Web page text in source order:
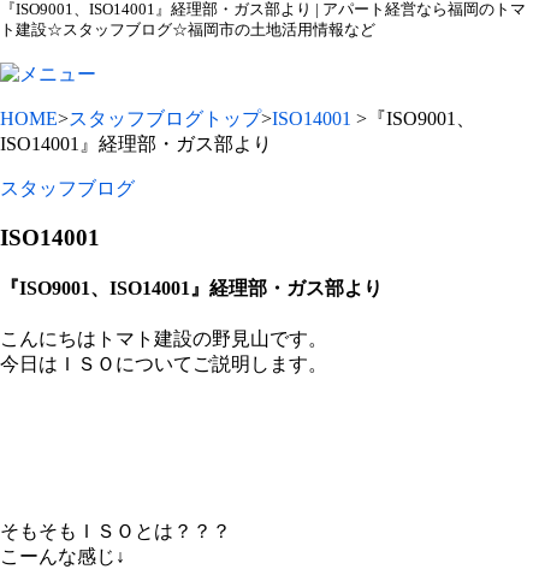
『ISO9001、ISO14001』経理部・ガス部より | アパート経営なら福岡のトマ
ト建設☆スタッフブログ☆福岡市の土地活用情報など
HOME>スタッフブログトップ>ISO14001 >『ISO9001、
ISO14001』経理部・ガス部より
スタッフブログ
ISO14001
『ISO9001、ISO14001』経理部・ガス部より
こんにちはトマト建設の野見山です。
今日はＩＳＯについてご説明します。
そもそもＩＳＯとは？？？
こーんな感じ↓